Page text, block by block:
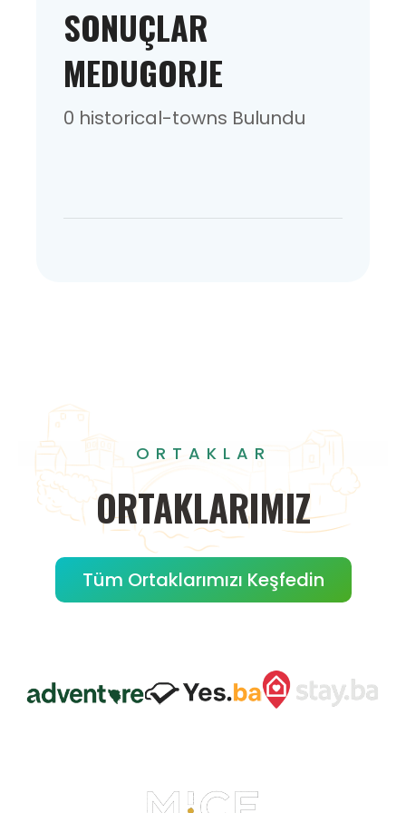
SONUÇLAR
MEDUGORJE
0 historical-towns Bulundu
ORTAKLAR
ORTAKLARIMIZ
Tüm Ortaklarımızı Keşfedin